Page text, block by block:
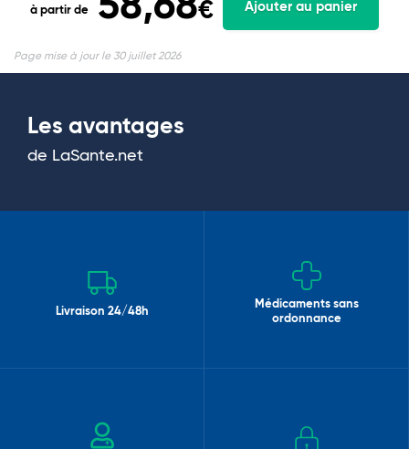
à partir de € Ajouter au panier
Page mise à jour le 30 juillet 2026
Les avantages
de LaSante.net
Livraison 24/48h
Médicaments sans
ordonnance